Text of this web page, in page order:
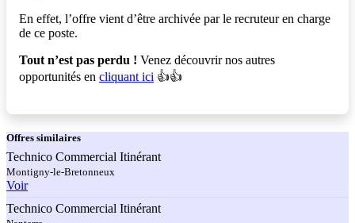
En effet, l’offre vient d’être archivée par le recruteur en charge
de ce poste.
Tout n’est pas perdu ! Venez découvrir nos autres
opportunités en cliquant ici 👍👍
Offres similaires
Technico Commercial Itinérant
Montigny-le-Bretonneux
Voir
Technico Commercial Itinérant